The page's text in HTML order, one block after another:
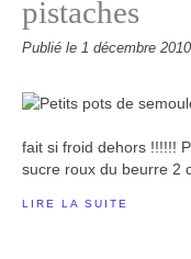
pistaches
Publié le 1 décembre 2010
fait si froid dehors !!!!!!
sucre roux du beurre 2
LIRE LA SUITE